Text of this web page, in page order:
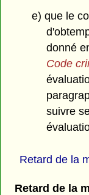
e) que le
donné
Code
suivre
Retard de la
Retard de la